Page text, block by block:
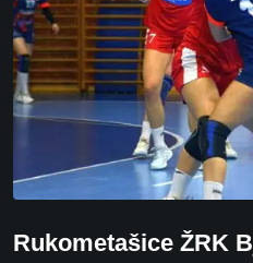
Rukometašice ŽRK